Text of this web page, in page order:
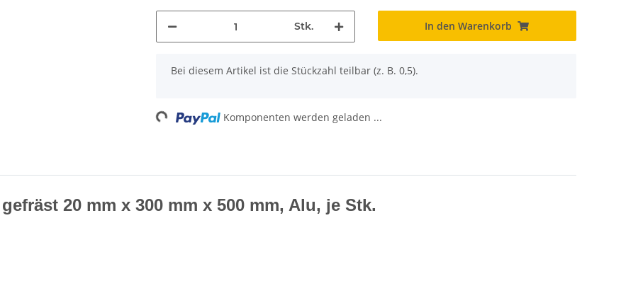
Stk. In den Warenkorb
x
Bei diesem Artikel ist die Stückzahl teilbar (z. B. 0,5).
Loading... Komponenten werden geladen ...
20 mm x 300 mm x 500 mm, Alu, je Stk.